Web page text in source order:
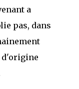
a
pas, dans
d'origine